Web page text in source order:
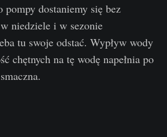
pompy dostaniemy się bez
niedziele i w sezonie
tu swoje odstać. Wypływ wody
chętnych na tę wodę napełnia po